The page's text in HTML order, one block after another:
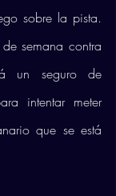
sobre la pista.
semana contra
un seguro de
intentar meter
que se está